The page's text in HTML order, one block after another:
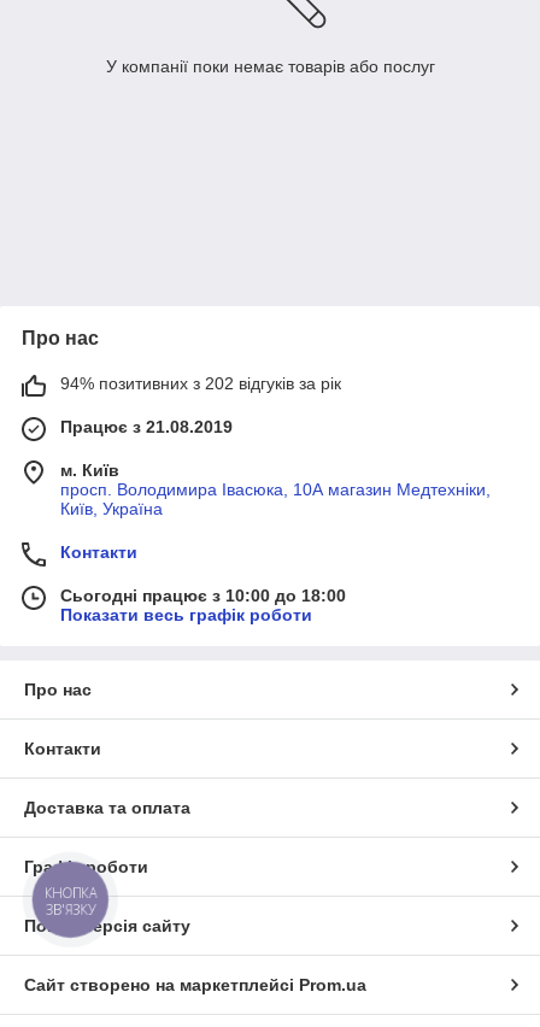
У компанії поки немає товарів або послуг
Про нас
94% позитивних з 202 відгуків за рік
Працює з 21.08.2019
м. Київ
просп. Володимира Івасюка, 10А магазин Медтехніки,
Київ, Україна
Контакти
Сьогодні працює з 10:00 до 18:00
Показати весь графік роботи
Про нас
Контакти
Доставка та оплата
Графік роботи
Повна версія сайту
Сайт створено на маркетплейсі Prom.ua
КНОПКА
ЗВ'ЯЗКУ